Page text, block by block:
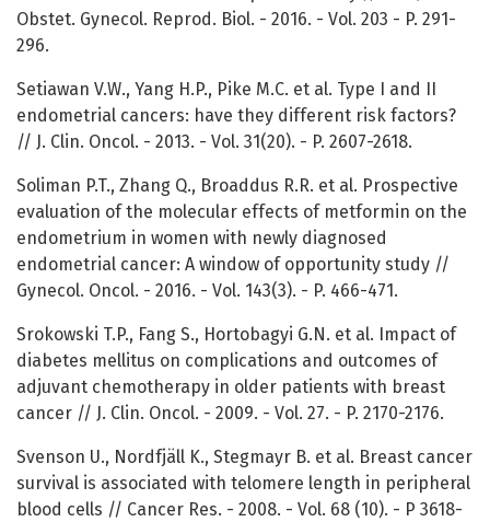
Obstet. Gynecol. Reprod. Biol. - 2016. - Vol. 203 - P. 291-
296.
Setiawan V.W., Yang H.P., Pike M.C. et al. Type I and II
endometrial cancers: have they different risk factors?
// J. Clin. Oncol. - 2013. - Vol. 31(20). - P. 2607-2618.
Soliman P.T., Zhang Q., Broaddus R.R. et al. Prospective
evaluation of the molecular effects of metformin on the
endometrium in women with newly diagnosed
endometrial cancer: A window of opportunity study //
Gynecol. Oncol. - 2016. - Vol. 143(3). - P. 466-471.
Srokowski T.P., Fang S., Hortobagyi G.N. et al. Impact of
diabetes mellitus on complications and outcomes of
adjuvant chemotherapy in older patients with breast
cancer // J. Clin. Oncol. - 2009. - Vol. 27. - P. 2170-2176.
Svenson U., Nordfjäll K., Stegmayr B. et al. Breast cancer
survival is associated with telomere length in peripheral
blood cells // Cancer Res. - 2008. - Vol. 68 (10). - P 3618-